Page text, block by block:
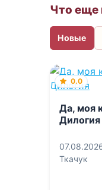
Что еще
Новые
0.0
Да, моя
Дилогия
Ткачук